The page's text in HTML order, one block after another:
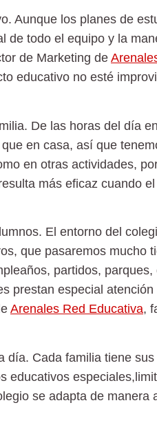
Aunque los planes de
de todo el equipo y la
de Marketing de
educativo no esté
De las horas del día
en casa, así que
en otras actividades,
más eficaz cuando
El entorno del
que pasaremos mucho
partidos,
prestan especial atención
Arenales Red Educativa,
día. Cada familia tiene
educativos
se adapta de manera